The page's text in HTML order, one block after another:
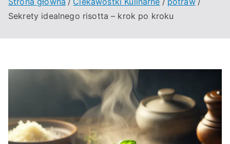
Sekrety idealnego risotta – krok po kroku